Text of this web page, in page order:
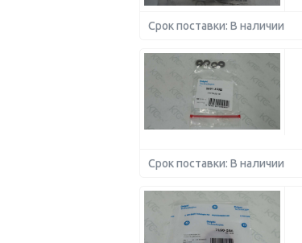
Срок поставки: В наличии
Срок поставки: В наличии